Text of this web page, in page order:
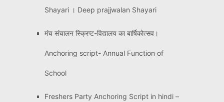
Shayari । Deep prajjwalan Shayari
मंच संचालन स्क्रिप्ट-विद्यालय का बार्षिकोत्सव।
Anchoring script- Annual Function of
School
Freshers Party Anchoring Script in hindi –